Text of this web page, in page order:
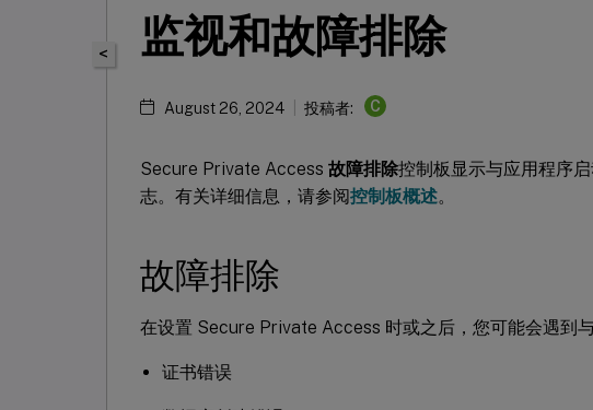
< 监视和故障排除
August 26, 2024 投稿者: C
Secure Private Access 故障排除控制板显示与应用程序
志。有关详细信息，请参阅控制板概述。
故障排除
在设置 Secure Private Access 时或之后，您可能会遇到
证书错误